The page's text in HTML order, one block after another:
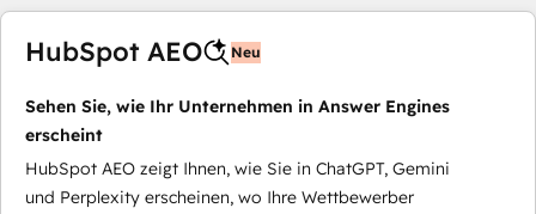
HubSpot AEO Neu
Sehen Sie, wie Ihr Unternehmen in Answer Engines
erscheint
HubSpot AEO zeigt Ihnen, wie Sie in ChatGPT, Gemini
und Perplexity erscheinen, wo Ihre Wettbewerber